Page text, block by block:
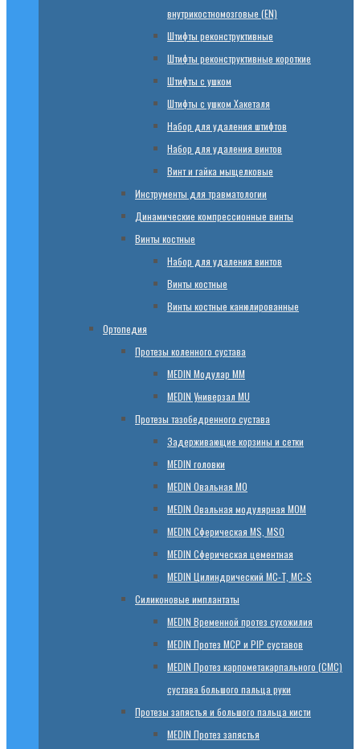
внутрикостномозговые (EN)
Штифты реконструктивные
Штифты реконструктивные короткие
Штифты с ушком
Штифты с ушком Хакеталя
Набор для удаления штифтов
Набор для удаления винтов
Винт и гайка мыщелковые
Инструменты для травматологии
Динамические компрессионные винты
Винты костные
Набор для удаления винтов
Винты костные
Винты костные канюлированные
Ортопедия
Протезы коленного сустава
МЕDIN Модулар ММ
МЕDIN Универзал MU
Протезы тазобедренного сустава
Задерживающие корзины и сетки
МЕDIN головки
МЕDIN Овальная MО
МЕDIN Овальная модулярная MOM
МЕDIN Сферическая MS, MSO
МЕDIN Сферическая цементная
МЕDIN Цилиндрический MC-T, MC-S
Силиконовые имплантаты
МЕDIN Временной протез сухожилия
МЕDIN Протез MCP и PIP суставов
МЕDIN Протез карпометакарпального (СМС)
сустава большого пальца руки
Протезы запястья и большого пальца кисти
МЕDIN Протез запястья